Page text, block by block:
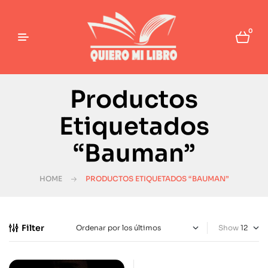
0
Productos
Etiquetados
“Bauman”
HOME PRODUCTOS ETIQUETADOS “BAUMAN”
Filter Show